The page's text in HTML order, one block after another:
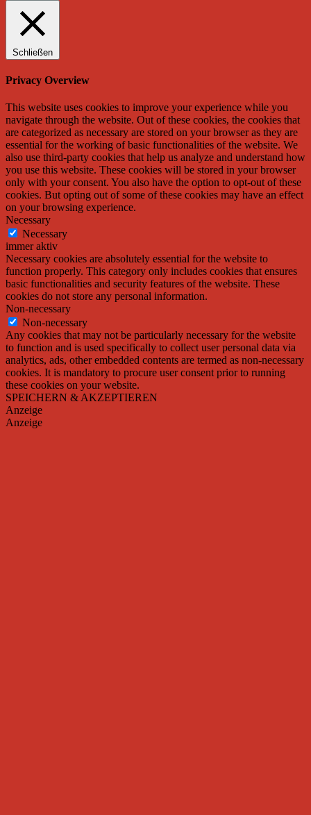
Schließen
Privacy Overview
This website uses cookies to improve your experience while you
navigate through the website. Out of these cookies, the cookies that
are categorized as necessary are stored on your browser as they are
essential for the working of basic functionalities of the website. We
also use third-party cookies that help us analyze and understand how
you use this website. These cookies will be stored in your browser
only with your consent. You also have the option to opt-out of these
cookies. But opting out of some of these cookies may have an effect
on your browsing experience.
Necessary
Necessary
immer aktiv
Necessary cookies are absolutely essential for the website to
function properly. This category only includes cookies that ensures
basic functionalities and security features of the website. These
cookies do not store any personal information.
Non-necessary
Non-necessary
Any cookies that may not be particularly necessary for the website
to function and is used specifically to collect user personal data via
analytics, ads, other embedded contents are termed as non-necessary
cookies. It is mandatory to procure user consent prior to running
these cookies on your website.
SPEICHERN & AKZEPTIEREN
Anzeige
Anzeige